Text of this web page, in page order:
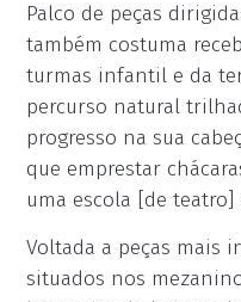
Palco de peças
também costuma
turmas infantil e da
percurso natural
progresso na sua
que emprestar
uma escola [de teatro]
Voltada a peças mais
situados nos